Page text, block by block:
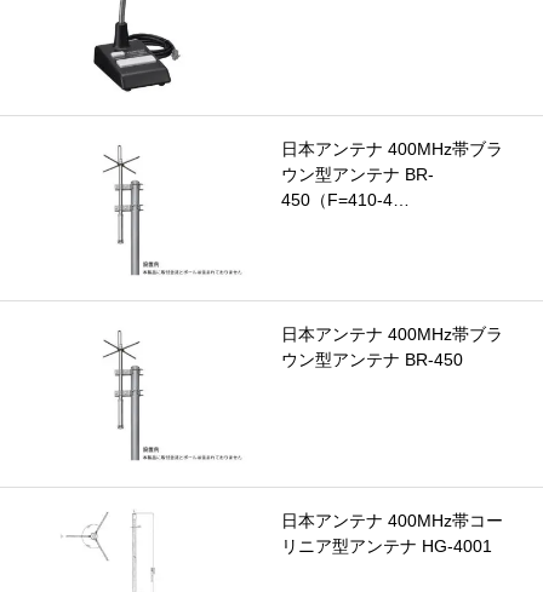
日本アンテナ 400MHz帯ブラ
ウン型アンテナ BR-
450（F=410-4…
日本アンテナ 400MHz帯ブラ
ウン型アンテナ BR-450
日本アンテナ 400MHz帯コー
リニア型アンテナ HG-4001